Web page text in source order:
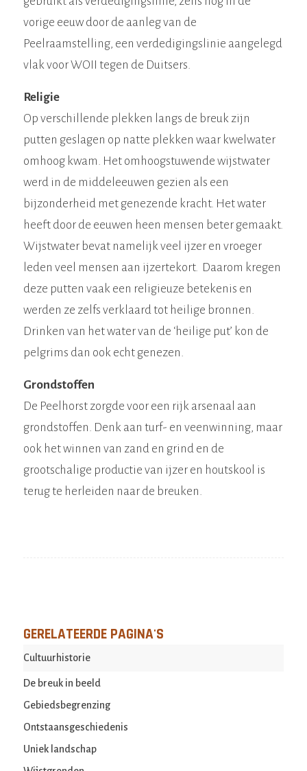
vorige eeuw door de aanleg van de
Peelraamstelling, een verdedigingslinie aangelegd
vlak voor WOII tegen de Duitsers.
Religie
Op verschillende plekken langs de breuk zijn
putten geslagen op natte plekken waar kwelwater
omhoog kwam. Het omhoogstuwende wijstwater
werd in de middeleeuwen gezien als een
bijzonderheid met genezende kracht. Het water
heeft door de eeuwen heen mensen beter gemaakt.
Wijstwater bevat namelijk veel ijzer en vroeger
leden veel mensen aan ijzertekort. Daarom kregen
deze putten vaak een religieuze betekenis en
werden ze zelfs verklaard tot heilige bronnen.
Drinken van het water van de ‘heilige put’ kon de
pelgrims dan ook echt genezen.
Grondstoffen
De Peelhorst zorgde voor een rijk arsenaal aan
grondstoffen. Denk aan turf- en veenwinning, maar
ook het winnen van zand en grind en de
grootschalige productie van ijzer en houtskool is
terug te herleiden naar de breuken.
Cultuurhistorie
De breuk in beeld
Gebiedsbegrenzing
Ontstaansgeschiedenis
Uniek landschap